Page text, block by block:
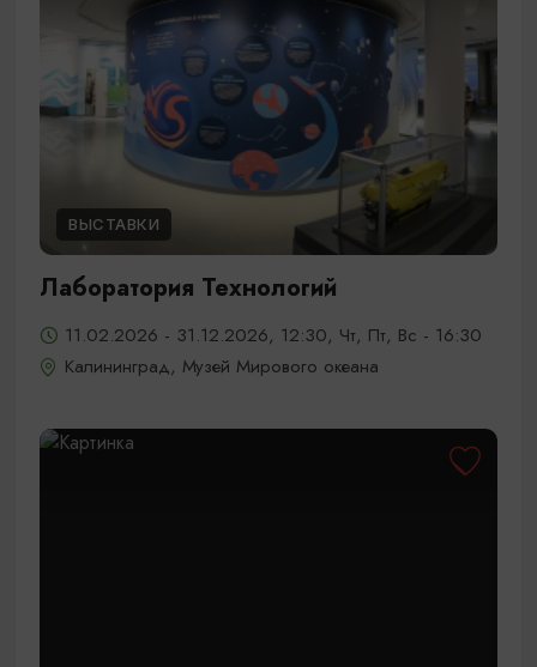
ВЫСТАВКИ
Лаборатория Технологий
11.02.2026 - 31.12.2026, 12:30, Чт, Пт, Вс - 16:30
Калининград, Музей Мирового океана